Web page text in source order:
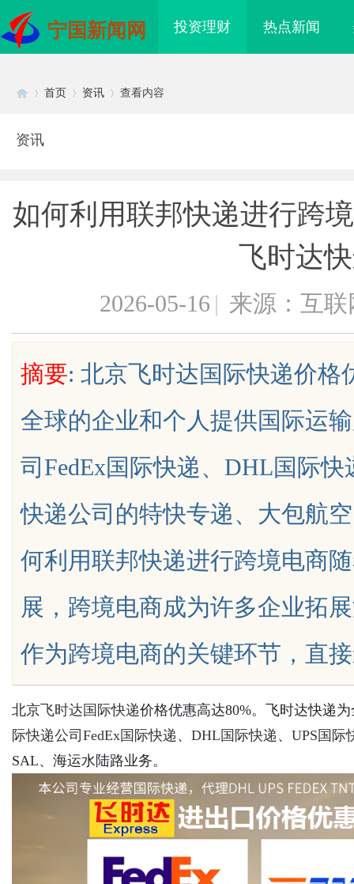
宁国新闻网 投资理财 热点新闻
uz
首页 资讯 查看内容
资讯
如何利用联邦快递进行跨
飞时达
2026-05-16 | 来源：互联
摘要: 北京飞时达国际快递价格
全球的企业和个人提供国际运
司FedEx国际快递、DHL国际
快递公司的特快专递、大包航
何利用联邦快递进行跨境电商
展，跨境电商成为许多企业拓
作为跨境电商的关键环节，直
北京 飞时达 国际快递价格优惠高达80%。飞时达快递
际快递公司 FedEx国际快递 、 DHL国际快递 、 UPS国际
SAL、海运水陆路业务。
新先锋